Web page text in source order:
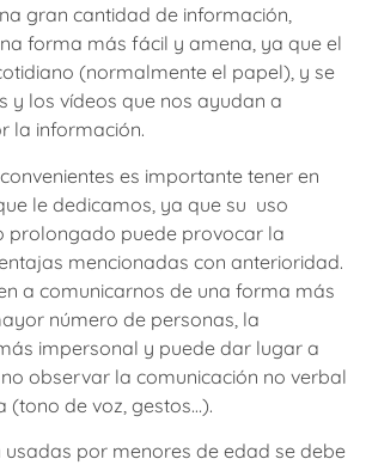
gran cantidad de información,
forma más fácil y amena, ya que el
(normalmente el papel), y se
y los vídeos que nos ayudan a
la información.
es importante tener en
le dedicamos, ya que su uso
prolongado puede provocar la
mencionadas con anterioridad.
a comunicarnos de una forma más
número de personas, la
impersonal y puede dar lugar a
observar la comunicación no verbal
(tono de voz, gestos…).
usadas por menores de edad se debe